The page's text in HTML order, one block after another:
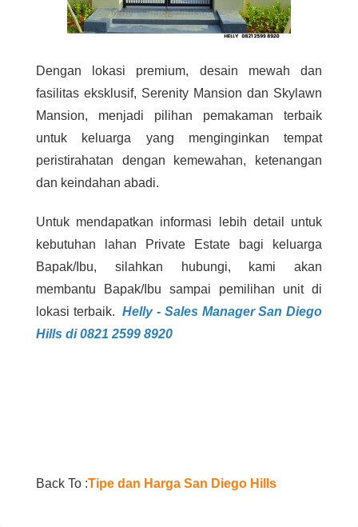
Dengan lokasi premium, desain mewah dan
fasilitas eksklusif, Serenity Mansion dan Skylawn
Mansion, menjadi pilihan pemakaman terbaik
untuk keluarga yang menginginkan tempat
peristirahatan dengan kemewahan, ketenangan
dan keindahan abadi.
Untuk mendapatkan informasi lebih detail untuk
kebutuhan lahan Private Estate bagi keluarga
Bapak/Ibu, silahkan hubungi, kami akan
membantu Bapak/Ibu sampai pemilihan unit di
lokasi terbaik.Helly - Sales Manager San Diego
Hills di 0821 2599 8920
Back To :Tipe dan Harga San Diego Hills